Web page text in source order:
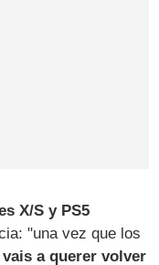
X/S y PS5
"una vez que los
vais a querer volver